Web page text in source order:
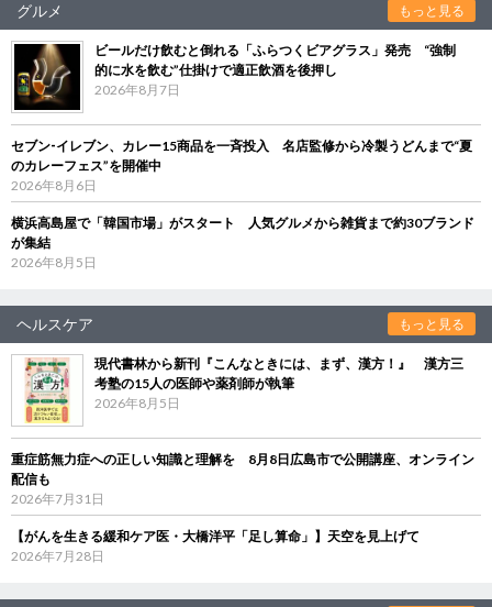
グルメ もっと見る
ビールだけ飲むと倒れる「ふらつくビアグラス」発売 “強制
的に水を飲む”仕掛けで適正飲酒を後押し
2026年8月7日
セブン‐イレブン、カレー15商品を一斉投入 名店監修から冷製うどんまで“夏
のカレーフェス”を開催中
2026年8月6日
横浜高島屋で「韓国市場」がスタート 人気グルメから雑貨まで約30ブランド
が集結
2026年8月5日
ヘルスケア もっと見る
現代書林から新刊『こんなときには、まず、漢方！』 漢方三
考塾の15人の医師や薬剤師が執筆
2026年8月5日
重症筋無力症への正しい知識と理解を 8月8日広島市で公開講座、オンライン
配信も
2026年7月31日
【がんを生きる緩和ケア医・大橋洋平「足し算命」】天空を見上げて
2026年7月28日